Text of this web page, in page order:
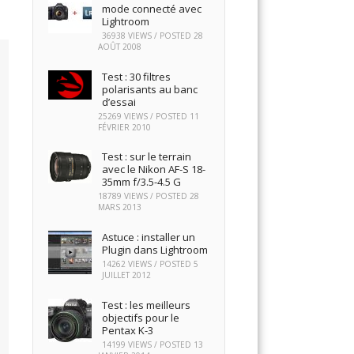
mode connecté avec
Lightroom
36938 VIEWS / POSTED28
AOÛT 2008
Test : 30 filtres
polarisants au banc
d’essai
25269 VIEWS / POSTED 11
FÉVRIER 2010
Test : sur le terrain
avec le Nikon AF-S 18-
35mm f/3.5-4.5 G
18789 VIEWS / POSTED28
MARS 2013
Astuce : installer un
Plugin dans Lightroom
14262 VIEWS / POSTED5
JUILLET 2012
Test : les meilleurs
objectifs pour le
Pentax K-3
14199 VIEWS / POSTED 13